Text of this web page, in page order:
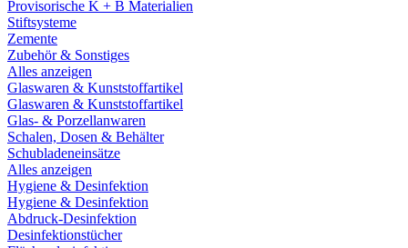
Provisorische K + B Materialien
Stiftsysteme
Zemente
Zubehör & Sonstiges
Alles anzeigen
Glaswaren & Kunststoffartikel
Glaswaren & Kunststoffartikel
Glas- & Porzellanwaren
Schalen, Dosen & Behälter
Schubladeneinsätze
Alles anzeigen
Hygiene & Desinfektion
Hygiene & Desinfektion
Abdruck-Desinfektion
Desinfektionstücher